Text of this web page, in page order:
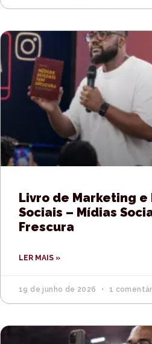
Livro de Marketing e
Sociais – Mídias
Frescura
LER MAIS »
19 de junho de 2026 1